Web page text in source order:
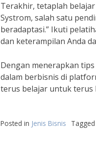
Terakhir, tetaplah
Systrom, salah satu
beradaptasi.” Ikuti
dan keterampilan Anda
Dengan menerapkan
dalam berbisnis di
terus belajar untuk terus
Posted in Jenis Bisnis Tagged